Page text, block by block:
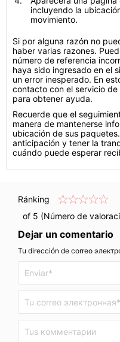
incluyendo la
movimiento.
Si por alguna razón no
haber varias razones.
número de referencia
haya sido ingresado en el
un error inesperado. En
contacto con el servicio de
para obtener ayuda.
Recuerde que el
manera de mantenerse
ubicación de sus
anticipación y tener la
cuándo puede esperar
Ránking
of 5 (Número de
Dejar un comentario
Tu dirección de correo